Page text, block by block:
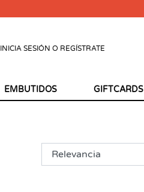
INICIA SESIÓN O REGÍSTRATE
EMBUTIDOS GIFTCARDS